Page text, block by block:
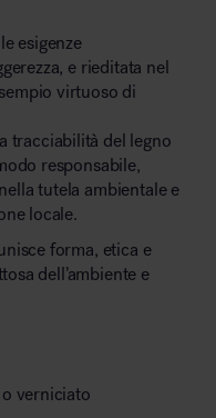
esigenze
e rieditata nel
virtuoso di
tracciabilità del legno
responsabile,
tutela ambientale e
locale.
forma, etica e
dell’ambiente e
verniciato